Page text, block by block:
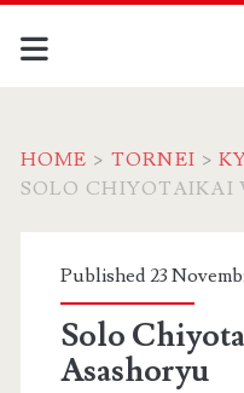
HOME > TORNEI >
SOLO CHIYOTAIKAI
Published 23
Solo
Asashoryu